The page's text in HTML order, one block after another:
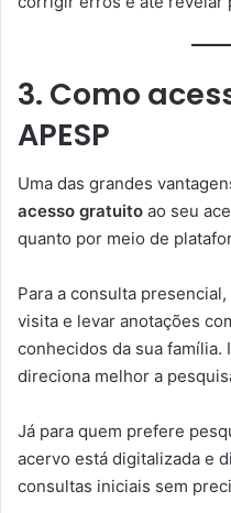
3. Como
APESP
Uma das grandes
acesso gratuito ao seu
quanto por meio de
Para a consulta
visita e levar anotações
conhecidos da sua família.
direciona melhor a
Já para quem prefere
acervo está digitalizada e
consultas iniciais sem